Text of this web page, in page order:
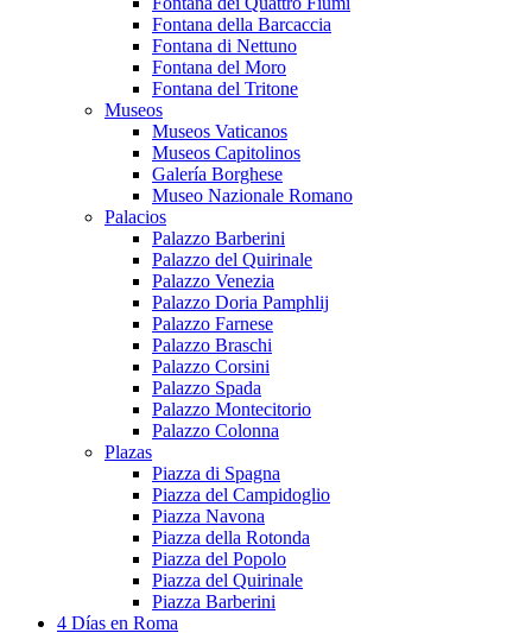
Fontana della Barcaccia
Fontana di Nettuno
Fontana del Moro
Fontana del Tritone
Museos
Museos Vaticanos
Museos Capitolinos
Galería Borghese
Museo Nazionale Romano
Palacios
Palazzo Barberini
Palazzo del Quirinale
Palazzo Venezia
Palazzo Doria Pamphlij
Palazzo Farnese
Palazzo Braschi
Palazzo Corsini
Palazzo Spada
Palazzo Montecitorio
Palazzo Colonna
Plazas
Piazza di Spagna
Piazza del Campidoglio
Piazza Navona
Piazza della Rotonda
Piazza del Popolo
Piazza del Quirinale
Piazza Barberini
4 Días en Roma